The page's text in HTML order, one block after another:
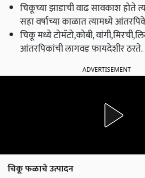
चिकूच्या झाडाची वाढ सावकाश होते
सहा वर्षाच्या काळात त्यामध्ये
चिकू मध्ये टोमॅटो,कोबी,
आंतरपिकांची लागवड फायदेशीर ठरते.
ADVERTISEMENT
चिकू फळाचे उत्पादन